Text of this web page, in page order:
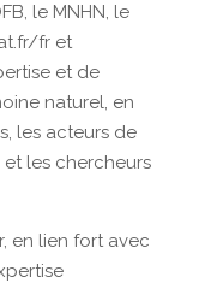
le MNHN, le
fr et
et de
naturel, en
les acteurs de
les chercheurs
en lien fort avec